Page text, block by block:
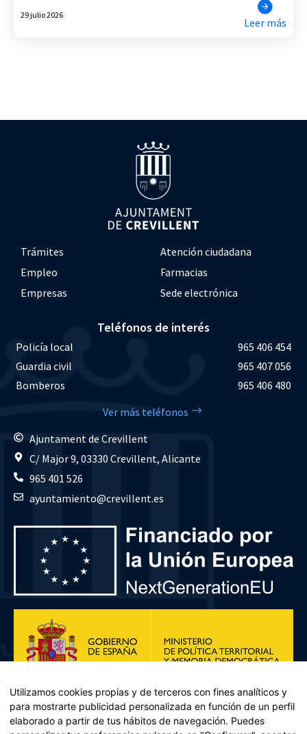
29 julio 2026
Leer más
Trámites
Atención ciudadana
Empleo
Farmacias
Empresas
Sede electrónica
Teléfonos de interés
Policía local
965 406 454
Guardia civil
965 407 056
Bomberos
965 406 480
Ver más teléfonos
Ajuntament de Crevillent
C/ Major 9, 03330 Crevillent, Alicante
965 401 526
ayuntamiento@crevillent.es
Utilizamos cookies propias y de terceros con fines analíticos y
para mostrarte publicidad personalizada en función de un perfil
elaborado a partir de tus hábitos de navegación. Puedes